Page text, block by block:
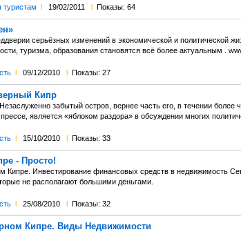
туристам l 19/02/2011 l Показы: 64
серьёзных изменений в экономической и политической
туризма, образования становятся всё более актуальным .
l 09/12/2010 l Показы: 27
Кипр
забытый остров, вернее часть его, в течении более
является «яблоком раздора» в обсуждении многих
l 15/10/2010 l Показы: 33
- Просто!
Кипре. Инвестирование финансовых средств в недвижимость
не располагают большими деньгами.
l 25/08/2010 l Показы: 32
Кипре. Виды Недвижимости